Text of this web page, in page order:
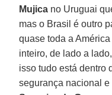
Mujica no Uruguai
mas o Brasil é outro
quase toda a
inteiro, de lado a
isso tudo está dentro
segurança nacional